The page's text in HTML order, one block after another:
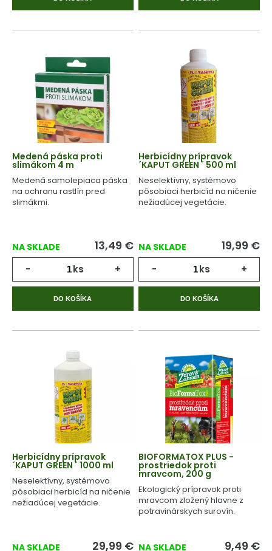
Medená páska proti
slimákom 4 m
Medená samolepiaca páska
na ochranu rastlín pred
slimákmi.
NA SKLADE 13,49 €
- ks +
DO KOŠÍKA
Herbicídny prípravok
´KAPUT GREEN ´ 500 ml
Neselektívny, systémovo
pôsobiaci herbicíd na ničenie
nežiadúcej vegetácie.
NA SKLADE 19,99 €
- ks +
DO KOŠÍKA
Herbicídny prípravok
´KAPUT GREEN ´ 1000 ml
Neselektívny, systémovo
pôsobiaci herbicíd na ničenie
nežiadúcej vegetácie.
NA SKLADE 29,99 €
BIOFORMATOX PLUS -
prostriedok proti
mravcom, 200 g
Ekologický prípravok proti
mravcom zložený hlavne z
potravinárskych surovín.
NA SKLADE 9,49 €